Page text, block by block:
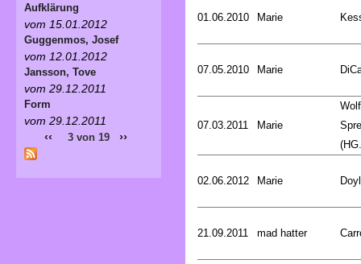
01.06.2010 Marie
07.05.2010 Marie
07.03.2011 Marie
02.06.2012 Marie
21.09.2011 mad hatter
Aufklärung
vom 15.01.2012
Guggenmos, Josef
vom 12.01.2012
Jansson, Tove
vom 29.12.2011
Form
vom 29.12.2011
‹‹ 3 von 19 ››